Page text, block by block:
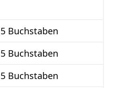
5 Buchstaben
5 Buchstaben
5 Buchstaben